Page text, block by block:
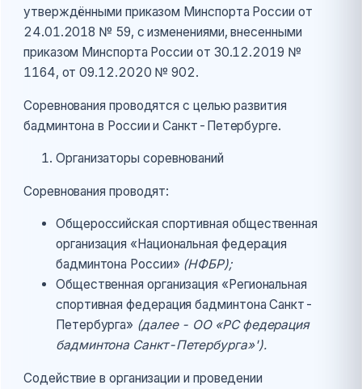
утверждёнными приказом Минспорта России от
24.01.2018 № 59, с изменениями, внесенными
приказом Минспорта России от 30.12.2019 №
1164, от 09.12.2020 № 902.
Соревнования проводятся с целью развития
бадминтона в России и Санкт-Петербурге.
Организаторы соревнований
Соревнования проводят:
Общероссийская спортивная общественная
организация «Национальная федерация
бадминтона России» (НФБР);
Общественная организация «Региональная
спортивная федерация бадминтона Санкт-
Петербурга» (далее - ОО «РС федерация
бадминтона Санкт-Петербурга»').
Содействие в организации и проведении